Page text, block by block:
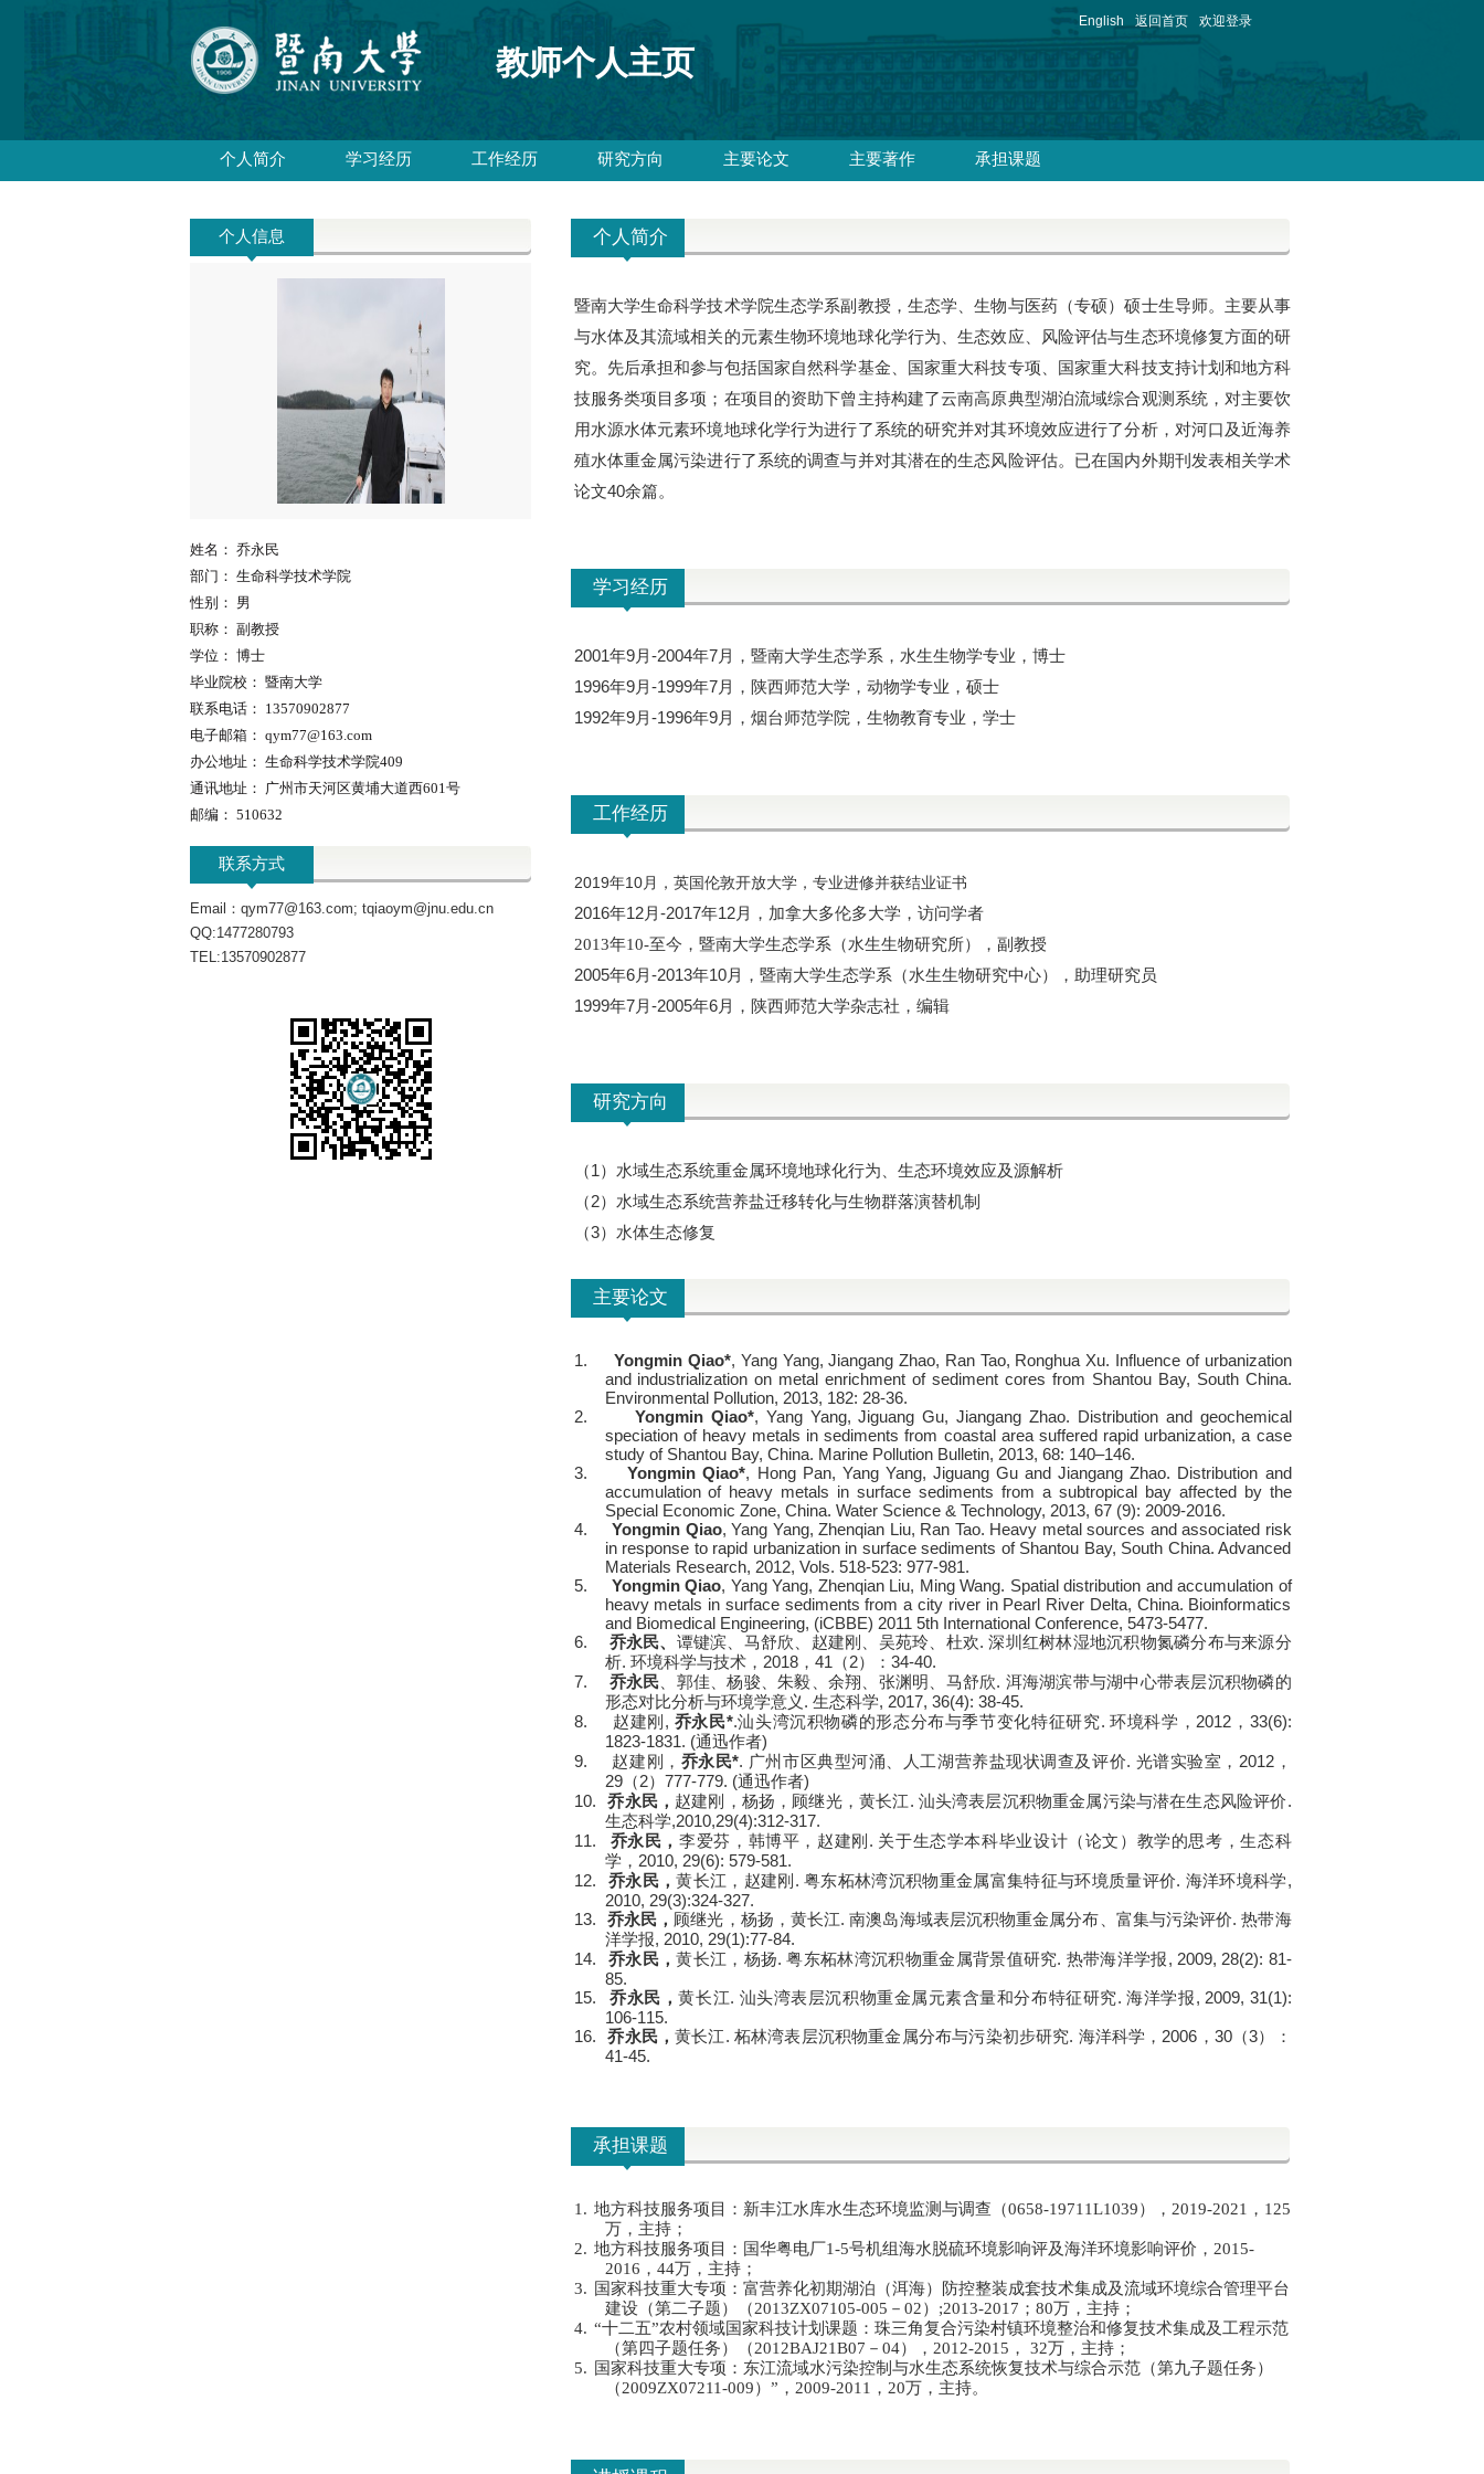
教师个人主页
English 返回首页 欢迎登录
个人简介 学习经历 工作经历 研究方向 主要论文 主要著作 承担课题
个人信息
姓名： 乔永民
部门： 生命科学技术学院
性别： 男
职称： 副教授
学位： 博士
毕业院校： 暨南大学
联系电话： 13570902877
电子邮箱： qym77@163.com
办公地址： 生命科学技术学院409
通讯地址： 广州市天河区黄埔大道西601号
邮编： 510632
联系方式
Email：qym77@163.com; tqiaoym@jnu.edu.cn
QQ:1477280793
TEL:13570902877
个人简介
暨南大学生命科学技术学院生态学系副教授，生态学、生物与医药（专硕）硕士生导师。主要从事
与水体及其流域相关的元素生物环境地球化学行为、生态效应、风险评估与生态环境修复方面的研
究。先后承担和参与包括国家自然科学基金、国家重大科技专项、国家重大科技支持计划和地方科
技服务类项目多项；在项目的资助下曾主持构建了云南高原典型湖泊流域综合观测系统，对主要饮
用水源水体元素环境地球化学行为进行了系统的研究并对其环境效应进行了分析，对河口及近海养
殖水体重金属污染进行了系统的调查与并对其潜在的生态风险评估。已在国内外期刊发表相关学术
论文40余篇。
学习经历
2001年9月 -2004年7月，暨南大学生态学系，水生生物学专业，博士
1996年9月 -1999年7月，陕西师范大学，动物学专业，硕士
1992年9月 -1996年9月，烟台师范学院，生物教育专业，学士
工作经历
2019年10月，英国伦敦开放大学，专业进修并获结业证书
2016年12月 -2017年12月，加拿大多伦多大学，访问学者
2013年10-至今，暨南大学生态学系（水生生物研究所），副教授
2005年6月 -2013年10月，暨南大学生态学系（水生生物研究中心），助理研究员
1999年7月 -2005年6月，陕西师范大学杂志社，编辑
研究方向
（1）水域生态系统重金属环境地球化行为、生态环境效应及源解析
（2）水域生态系统营养盐迁移转化与生物群落演替机制
（3）水体生态修复
主要论文
1. Yongmin Qiao*, Yang Yang, Jiangang Zhao, Ran Tao, Ronghua Xu. Influence of urbanization
and industrialization on metal enrichment of sediment cores from Shantou Bay, South China.
Environmental Pollution, 2013, 182: 28-36.
2.
Yongmin Qiao*, Yang Yang, Jiguang Gu, Jiangang Zhao. Distribution and geochemical
speciation of heavy metals in sediments from coastal area suffered rapid urbanization, a case
study of Shantou Bay, China. Marine Pollution Bulletin, 2013, 68: 140–146.
3.
Yongmin Qiao*, Hong Pan, Yang Yang, Jiguang Gu and Jiangang Zhao. Distribution and
accumulation of heavy metals in surface sediments from a subtropical bay affected by the
Special Economic Zone, China. Water Science & Technology, 2013, 67 (9): 2009-2016.
4.
Yongmin Qiao, Yang Yang, Zhenqian Liu, Ran Tao. Heavy metal sources and associated risk
in response to rapid urbanization in surface sediments of Shantou Bay, South China. Advanced
Materials Research, 2012, Vols. 518-523: 977-981.
5.
Yongmin Qiao, Yang Yang, Zhenqian Liu, Ming Wang. Spatial distribution and accumulation of
heavy metals in surface sediments from a city river in Pearl River Delta, China. Bioinformatics
and Biomedical Engineering, (iCBBE) 2011 5th International Conference, 5473-5477.
6.
乔永民、 谭键滨、马舒欣、赵建刚、吴苑玲、杜欢.深圳红树林湿地沉积物氮磷分布与来源分
析. 环境科学与技术， 2018， 41 （2）： 34-40.
7.
乔永民 、郭佳、杨骏、朱毅、余翔、张渊明、马舒欣. 洱海湖滨带与湖中心带表层沉积物磷的
形态对比分析与环境学意义 . 生态科学, 2017, 36(4): 38-45.
8.
赵建刚 , 乔永民*.汕头湾沉积物磷的形态分布与季节变化特征研究.环境科学， 2012 ， 33(6):
1823-1831. (通迅作者)
9.
赵建刚， 乔永民*. 广州市区典型河涌、人工湖营养盐现状调查及评价. 光谱实验室， 2012 ，
29（2） 777-779. (通迅作者)
10.
乔永民， 赵建刚，杨扬，顾继光，黄长江. 汕头湾表层沉积物重金属污染与潜在生态风险评价.
生态科学,2010,29(4):312-317.
11.
乔永民，李爱芬，韩博平，赵建刚 . 关于生态学本科毕业设计（论文）教学的思考，生态科
学， 2010, 29(6): 579-581.
12.
乔永民，黄长江，赵建刚 .粤东柘林湾沉积物重金属富集特征与环境质量评价. 海洋环境科学,
2010, 29(3):324-327.
13.
乔永民， 顾继光，杨扬，黄长江.南澳岛海域表层沉积物重金属分布、富集与污染评价.热带海
洋学报, 2010, 29(1):77-84.
14.
乔永民，黄长江，杨扬.粤东柘林湾沉积物重金属背景值研究. 热带海洋学报, 2009, 28(2): 81-
85.
15.
乔永民，黄长江. 汕头湾表层沉积物重金属元素含量和分布特征研究.海洋学报, 2009, 31(1):
106-115.
16.
乔永民，黄长江. 柘林湾表层沉积物重金属分布与污染初步研究. 海洋科学， 2006 ， 30（3）：
41-45.
承担课题
1. 地方科技服务项目：新丰江水库水生态环境监测与调查（0658-19711L1039）， 2019-2021 ， 125
万，主持；
2. 地方科技服务项目：国华粤电厂1-5号机组海水脱硫环境影响评及海洋环境影响评价， 2015-
2016 ， 44万，主持；
3.
国家科技重大专项：富营养化初期湖泊（洱海）防控整装成套技术集成及流域环境综合管理平台
建设（第二子题）（2013ZX07105-005 － 02） ;2013-2017 ； 80万，主持；
4. “十二五”农村领域国家科技计划课题：珠三角复合污染村镇环境整治和修复技术集成及工程示范
（第四子题任务）（2012BAJ21B07 － 04）， 2012-2015 ， 32万，主持；
5.
国家科技重大专项：东江流域水污染控制与水生态系统恢复技术与综合示范（第九子题任务）
（2009ZX07211-009）”， 2009-2011 ， 20万，主持。